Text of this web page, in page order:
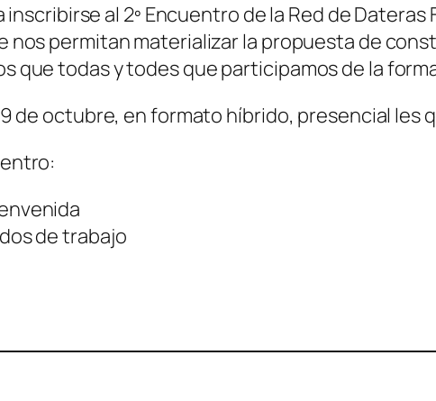
al 2º Encuentro de la Red de
nos permitan materializar la propuesta de
que todas y todes que participamos de la
de octubre, en formato híbrido, presencial les
de trabajo